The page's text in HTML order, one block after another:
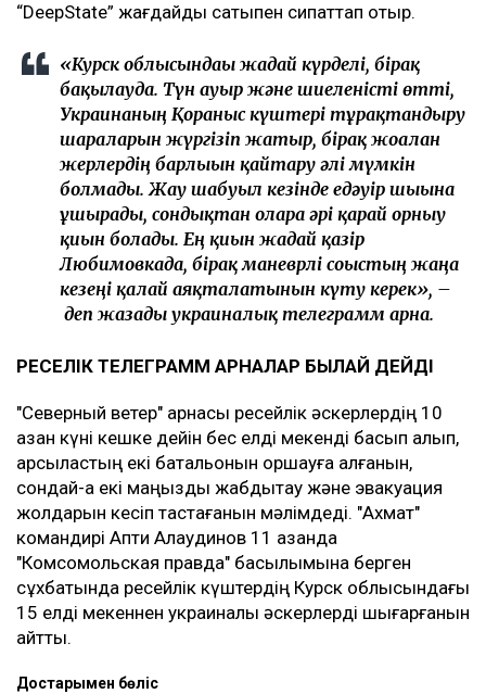
“DeepState” жағдайды сақтықпен сипаттап отыр.
«Курск облысындағы жағдай күрделі, бірақ
бақылауда. Түн ауыр және шиеленісті өтті,
Украинаның Қорғаныс күштері тұрақтандыру
шараларын жүргізіп жатыр, бірақ жоғалған
жерлердің барлығын қайтару әлі мүмкін
болмады. Жау шабуыл кезінде едәуір шығынға
ұшырады, сондықтан оларға әрі қарай орнығу
қиын болады. Ең қиын жағдай қазір
Любимовкада, бірақ маневрлі соғыстың жаңа
кезеңі қалай аяқталатынын күту керек», –
деп жазады украиналық телеграмм арна.
РЕСЕЛІК ТЕЛЕГРАММ АРНАЛАР БЫЛАЙ ДЕЙДІ
"Северный ветер" арнасы ресейлік әскерлердің 10
қазан күні кешке дейін бес елді мекенді басып алып,
қарсыластың екі батальонын қоршауға алғанын,
сондай-ақ екі маңызды жабдықтау және эвакуация
жолдарын кесіп тастағанын мәлімдеді. "Ахмат"
командирі Апти Алаудинов 11 қазанда
"Комсомольская правда" басылымына берген
сұхбатында ресейлік күштердің Курск облысындағы
15 елді мекеннен украиналық әскерлерді шығарғанын
айтты.
Достарыңмен бөліс